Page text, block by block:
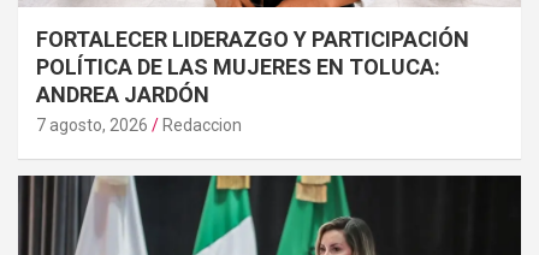
FORTALECER LIDERAZGO Y PARTICIPACIÓN
POLÍTICA DE LAS MUJERES EN TOLUCA:
ANDREA JARDÓN
7 agosto, 2026 Redaccion